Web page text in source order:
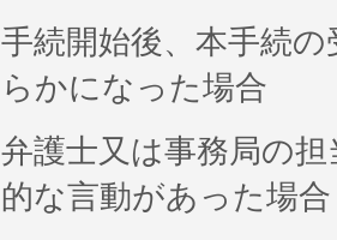
手続開始後、本手続
らかになった場合
弁護士又は事務局の
的な言動があった場合